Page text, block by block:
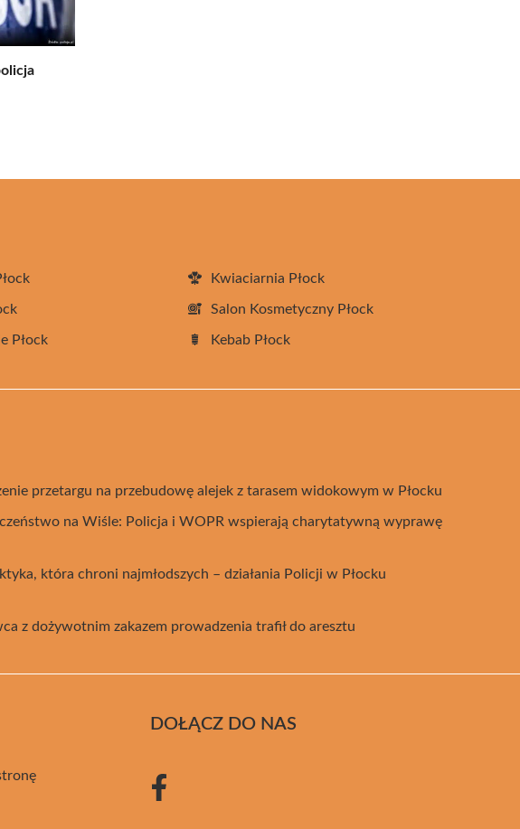
Kwiaciarnia Płock
Salon Kosmetyczny Płock
Płock Kebab Płock
przetargu na przebudowę alejek z tarasem widokowym w Płocku
na Wiśle: Policja i WOPR wspierają charytatywną wyprawę
która chroni najmłodszych – działania Policji w Płocku
z dożywotnim zakazem prowadzenia trafił do aresztu
DOŁĄCZ DO NAS